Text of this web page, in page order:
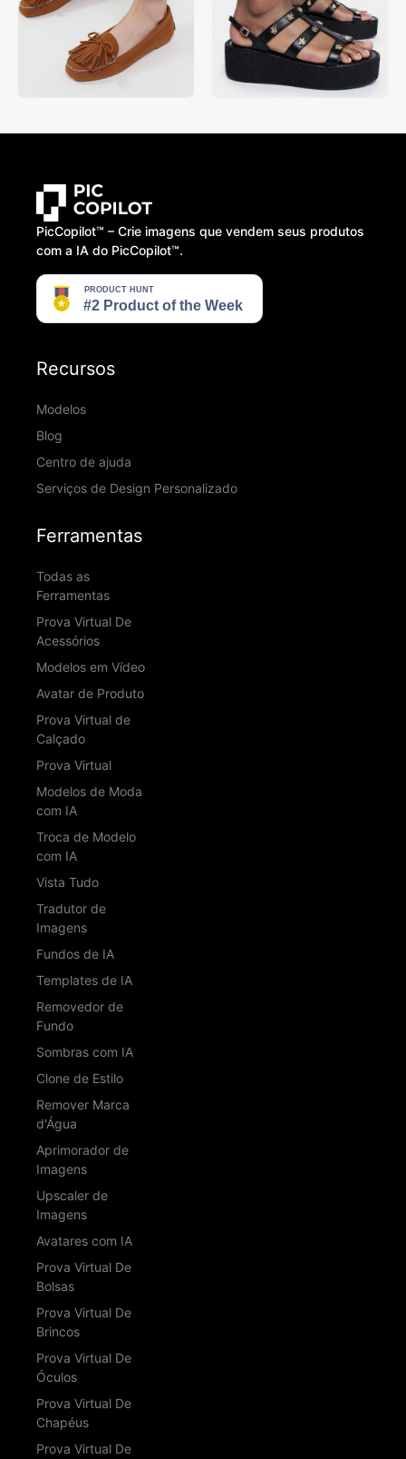
PicCopilot™️ – Crie imagens que vendem seus produtos
com a IA do PicCopilot™️.
Recursos
Modelos
Blog
Centro de ajuda
Serviços de Design Personalizado
Ferramentas
Todas as
Ferramentas
Prova Virtual De
Acessórios
Modelos em Vídeo
Avatar de Produto
Prova Virtual de
Calçado
Prova Virtual
Modelos de Moda
com IA
Troca de Modelo
com IA
Vista Tudo
Tradutor de
Imagens
Fundos de IA
Templates de IA
Removedor de
Fundo
Sombras com IA
Clone de Estilo
Remover Marca
d'Água
Aprimorador de
Imagens
Upscaler de
Imagens
Avatares com IA
Prova Virtual De
Bolsas
Prova Virtual De
Brincos
Prova Virtual De
Óculos
Prova Virtual De
Chapéus
Prova Virtual De